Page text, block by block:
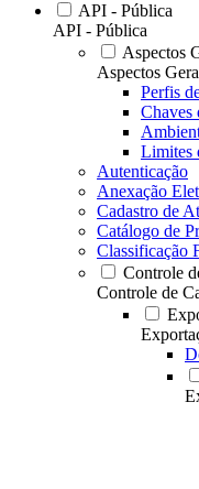
API - Pública
API - Pública
Aspectos
Aspectos
Perfis
Chaves
Limites
Autenticação
Anexação
Cadastro de
Catálogo de
Classificação
Controle
Controle de